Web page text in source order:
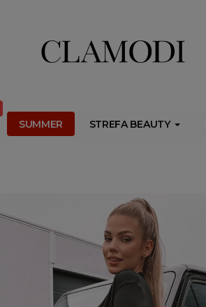
SUMMER STREFA BEAUTY